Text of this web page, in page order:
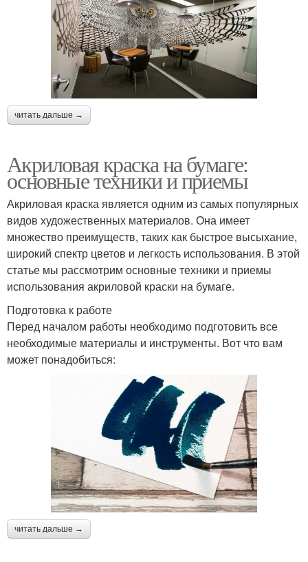
читать дальше →
Акриловая краска на бумаге:
основные техники и приемы
Акриловая краска является одним из самых популярных
видов художественных материалов. Она имеет
множество преимуществ, таких как быстрое высыхание,
широкий спектр цветов и легкость использования. В этой
статье мы рассмотрим основные техники и приемы
использования акриловой краски на бумаге.
Подготовка к работе
Перед началом работы необходимо подготовить все
необходимые материалы и инструменты. Вот что вам
может понадобиться:
читать дальше →